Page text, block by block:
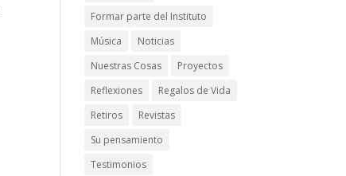
Formar parte del Instituto
Música
Noticias
Nuestras Cosas
Proyectos
Reflexiones
Regalos de Vida
Retiros
Revistas
Su pensamiento
Testimonios